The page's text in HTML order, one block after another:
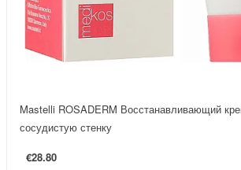
Mastelli ROSADERM Восстанавливающий
сосудистую стенку
€28.80